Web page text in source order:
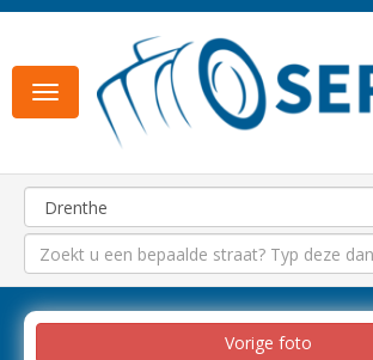
Toggle
navigation
Vorige foto